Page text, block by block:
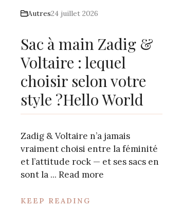
Autres24 juillet 2026
Sac à main Zadig &
Voltaire : lequel
choisir selon votre
style ?Hello World
Zadig & Voltaire n’a jamais
vraiment choisi entre la féminité
et l’attitude rock — et ses sacs en
sont la ... Read more
KEEP READING